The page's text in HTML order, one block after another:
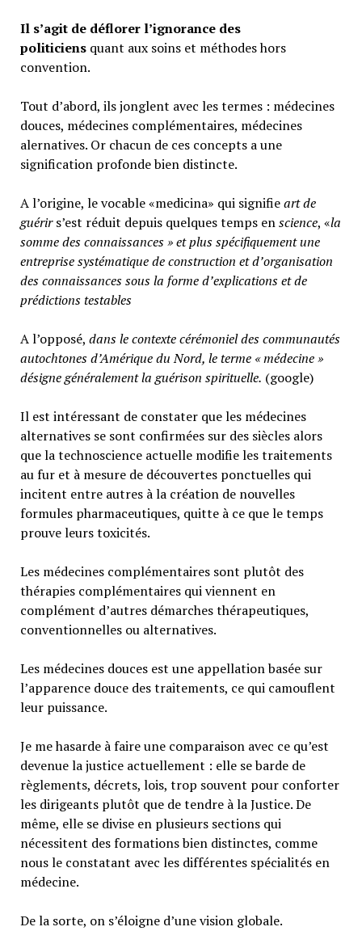
Il s’agit de déflorer l’ignorance des
politiciensquant aux soins et méthodes hors
convention.
Tout d’abord, ils jonglent avec les termes : médecines
douces, médecines complémentaires, médecines
alernatives. Or chacun de ces concepts a une
signification profonde bien distincte.
A l’origine, le vocable «medicina» qui signifieart de
guérirs’est réduit depuis quelques temps enscience, «la
somme des connaissances » et plus spécifiquement une
entreprise systématique de construction et d’organisation
des connaissances sous la forme d’explications et de
prédictions testables
A l’opposé, dans le contexte cérémoniel des communautés
autochtones d’Amérique du Nord, le terme « médecine »
désigne généralementla guérison spirituelle. (google)
Il est intéressant de constater que les médecines
alternatives se sont confirmées sur des siècles alors
que la technoscience actuelle modifie les traitements
au fur et à mesure de découvertes ponctuelles qui
incitent entre autres à la création de nouvelles
formules pharmaceutiques, quitte à ce que le temps
prouve leurs toxicités.
Les médecines complémentaires sont plutôt des
thérapies complémentaires qui viennent en
complément d’autres démarches thérapeutiques,
conventionnelles ou alternatives.
Les médecines douces est une appellation basée sur
l’apparence douce des traitements, ce qui camouflent
leur puissance.
Je me hasarde à faire une comparaison avec ce qu’est
devenue la justice actuellement : elle se barde de
règlements, décrets, lois, trop souvent pour conforter
les dirigeants plutôt que de tendre à la Justice. De
même, elle se divise en plusieurs sections qui
nécessitent des formations bien distinctes, comme
nous le constatant avec les différentes spécialités en
médecine.
De la sorte, on s’éloigne d’une vision globale.